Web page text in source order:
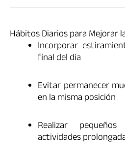
Hábitos Diarios para Mejorar
Incorporar
final del día
Evitar permanecer
en la misma posición
Realizar
actividades